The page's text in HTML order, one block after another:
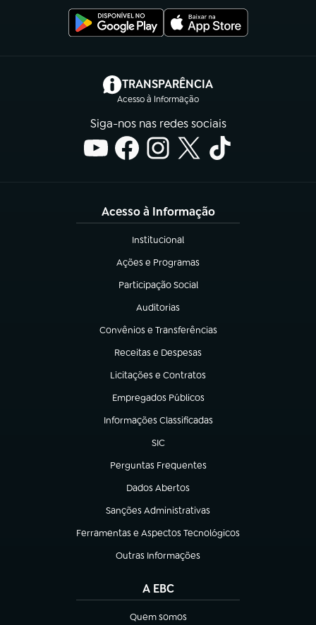
TRANSPARÊNCIA
Acesso à Informação
(abre em nova aba)
Siga-nos nas redes sociais
Acesso à Informação
Institucional
(abre em nova aba)
Ações e Programas
(abre em nova aba)
Participação Social
(abre em nova aba)
Auditorias
(abre em nova aba)
Convênios e Transferências
(abre em nova aba)
Receitas e Despesas
(abre em nova aba)
Licitações e Contratos
(abre em nova aba)
Empregados Públicos
(abre em nova aba)
Informações Classificadas
(abre em nova aba)
SIC
(abre em nova aba)
Perguntas Frequentes
(abre em nova aba)
Dados Abertos
(abre em nova aba)
Sanções Administrativas
(abre em nova aba)
Ferramentas e Aspectos Tecnológicos
(abre em nova aba)
Outras Informações
(abre em nova aba)
A EBC
Quem somos
(abre em nova aba)